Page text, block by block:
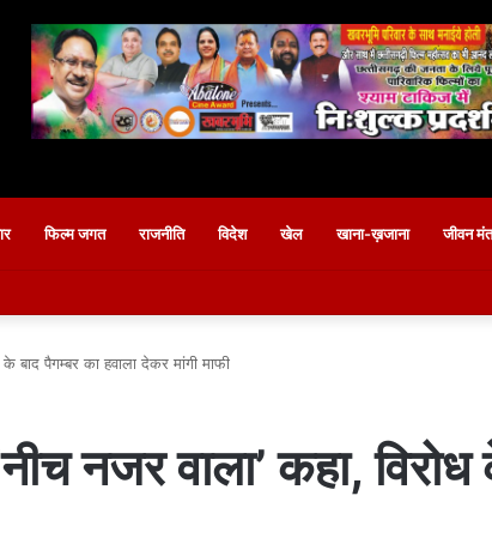
फिल्म जगत राजनीति विदेश खेल खाना-ख़जाना जीवन
बाद पैगम्बर का हवाला देकर मांगी माफी
नजर वाला’ कहा,